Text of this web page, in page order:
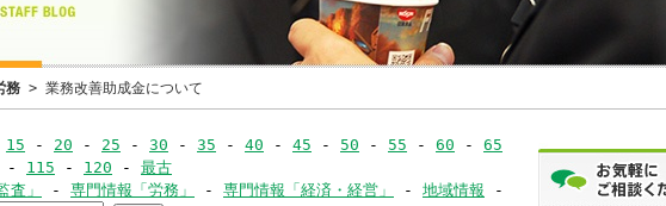
さ
い
し訳ございませんが、2021年4月28日を以て
Explorerからの閲覧のサポートは終了致し
恐れ入りますが、
務 > 業務改善助成金について
15 - 20 - 25 - 30 - 35 - 40 - 45 - 50 - 55 - 60 - 65 70-75-80
- 115 - 120 - 最古
査」 - 専門情報「労務」 - 専門情報「経済・経営」 - 地域情報 -
ｺｰﾋｰﾌﾞﾚｲｸ